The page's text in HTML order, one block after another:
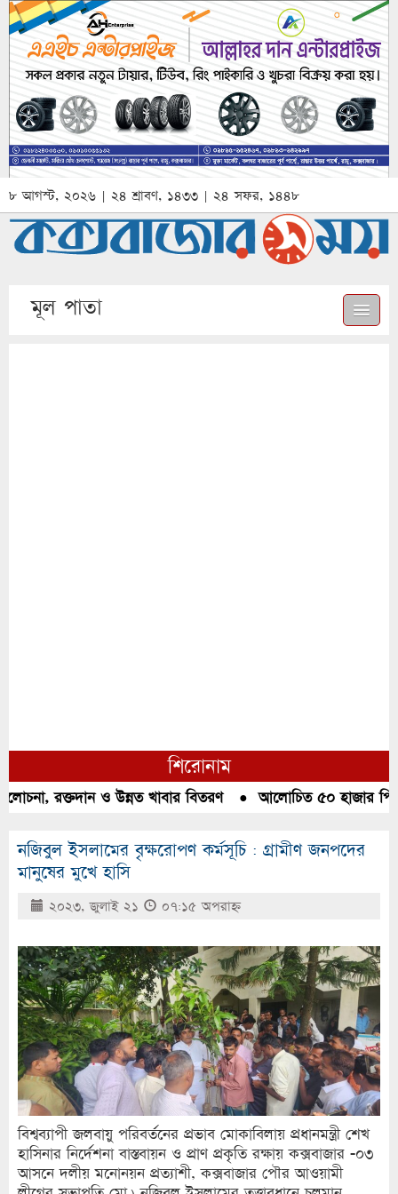
৮ আগস্ট, ২০২৬ | ২৪ শ্রাবণ, ১৪৩৩ | ২৪ সফর, ১৪৪৮
মূল পাতা
শিরোনাম
রক্তদান ও উন্নত খাবার বিতরণ●আলোচিত ৫০ হাজার পিস
নজিবুল ইসলামের বৃক্ষরোপণ কর্মসূচি : গ্রামীণ জনপদের
মানুষের মুখে হাসি
২০২৩, জুলাই ২১ ০৭:১৫ অপরাহ্ণ
বিশ্বব্যাপী জলবায়ু পরিবর্তনের প্রভাব মোকাবিলায় প্রধানমন্ত্রী শেখ
হাসিনার নির্দেশনা বাস্তবায়ন ও প্রাণ প্রকৃতি রক্ষায় কক্সবাজার -০৩
আসনে দলীয় মনোনয়ন প্রত্যাশী, কক্সবাজার পৌর আওয়ামী